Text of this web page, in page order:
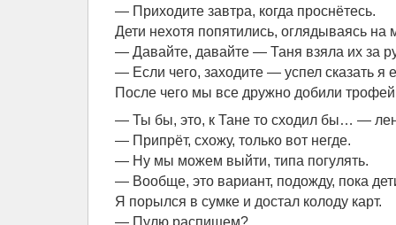
— Приходите завтра, когда проснётесь.
Дети нехотя попятились, оглядываясь на
— Давайте, давайте — Таня взяла их за
— Если чего, заходите — успел сказать я
После чего мы все дружно добили
— Ты бы, это, к Тане то сходил бы… —
— Припрёт, схожу, только вот негде.
— Ну мы можем выйти, типа погулять.
— Вообще, это вариант, подожду, пока
Я порылся в сумке и достал колоду карт.